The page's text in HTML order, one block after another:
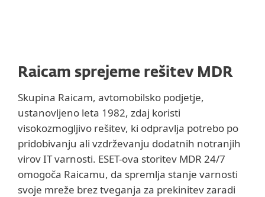
Raicam sprejeme rešitev MDR
Skupina Raicam, avtomobilsko podjetje,
ustanovljeno leta 1982, zdaj koristi
visokozmogljivo rešitev, ki odpravlja potrebo po
pridobivanju ali vzdrževanju dodatnih notranjih
virov IT varnosti. ESET-ova storitev MDR 24/7
omogoča Raicamu, da spremlja stanje varnosti
svoje mreže brez tveganja za prekinitev zaradi